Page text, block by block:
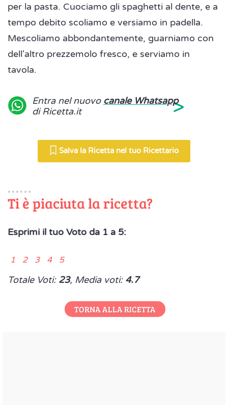
per la pasta. Cuociamo gli spaghetti al dente, e a
tempo debito scoliamo e versiamo in padella.
Mescoliamo abbondantemente, guarniamo con
dell'altro prezzemolo fresco, e serviamo in
tavola.
Entra nel nuovo canale Whatsapp
di Ricetta.it
>
Salva la Ricetta nel tuo Ricettario
Ti è piaciuta la ricetta?
Esprimi il tuo Voto da 1 a 5:
1 2 3 4 5
Totale Voti: 23, Media voti: 4.7
TORNA ALLA RICETTA